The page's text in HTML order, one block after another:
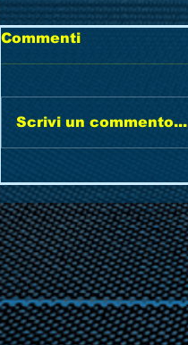
Commenti
Scrivi un commento...